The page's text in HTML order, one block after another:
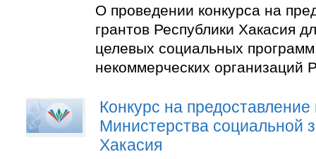
О проведении конкурса на
грантов Республики Хакасия
целевых социальных
некоммерческих организаций
Конкурс на предоставление
Министерства социальной
Хакасия